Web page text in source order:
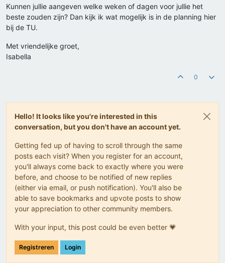
Kunnen jullie aangeven welke weken of dagen voor jullie het
beste zouden zijn? Dan kijk ik wat mogelijk is in de planning hier
bij de TU.
Met vriendelijke groet,
Isabella
0
Hello! It looks like you're interested in this
conversation, but you don't have an account yet.
Getting fed up of having to scroll through the same
posts each visit? When you register for an account,
you'll always come back to exactly where you were
before, and choose to be notified of new replies
(either via email, or push notification). You'll also be
able to save bookmarks and upvote posts to show
your appreciation to other community members.
With your input, this post could be even better 💗
Registreren Login